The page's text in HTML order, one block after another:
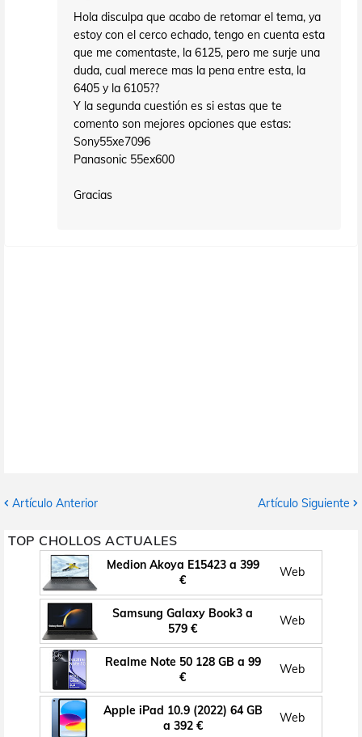
Hola disculpa que acabo de retomar el tema, ya
estoy con el cerco echado, tengo en cuenta esta
que me comentaste, la 6125, pero me surje una
duda, cual merece mas la pena entre esta, la
6405 y la 6105??
Y la segunda cuestión es si estas que te
comento son mejores opciones que estas:
Sony55xe7096
Panasonic 55ex600
Gracias
Artículo Anterior Artículo Siguiente
TOP CHOLLOS ACTUALES
Medion Akoya E15423 a 399
€
Web
Samsung Galaxy Book3 a
579 €
Web
Realme Note 50 128 GB a 99
€
Web
Apple iPad 10.9 (2022) 64 GB
a 392 €
Web